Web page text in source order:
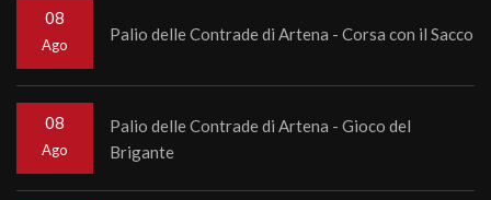
08
Ago
Palio delle Contrade di Artena - Corsa con il Sacco
08
Ago
Palio delle Contrade di Artena - Gioco del
Brigante